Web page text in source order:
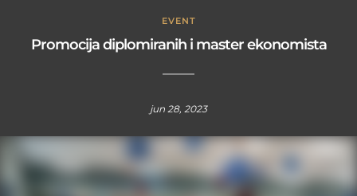
EVENT
Promocija diplomiranih i master ekonomista
jun 28, 2023